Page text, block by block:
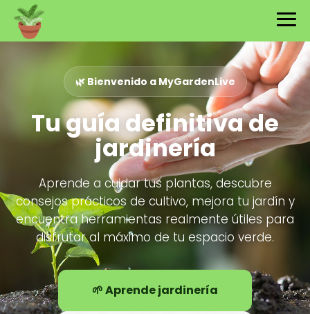
🌿 Bienvenido a MyGardenLive
Tu guía definitiva de
jardinería
Aprende a cuidar tus plantas, descubre
consejos prácticos de cultivo, mejora tu jardín y
encuentra herramientas realmente útiles para
disfrutar al máximo de tu espacio verde.
🌱 Aprende jardinería